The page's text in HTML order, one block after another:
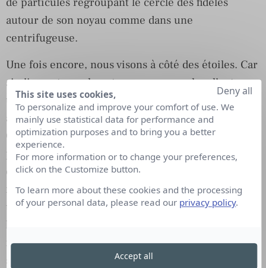
autour de son noyau comme dans une
centrifugeuse.
Une fois encore, nous visons à côté des étoiles. Car
si n’importe quel contenu provoque chez l’autre
une réaction émotionnelle, ce n’est guère suffisant
à déclencher une action, ou même une réflexion.
Or c’est ce seul objectif que devrait atteindre notre
production. Toucher l’âme, inoculer une réaction
émotionnelle puis intellectuelle qui induise une
modification de la connaissance, ou à tout le moins,
un questionnement. Certes nous avons cette
liberté de commenter. Mais à nouveau, lorsque
nous commentons, n’est-ce pas pour donner le
signal que nous avons lu ou vu ce contenu ? Un
This site uses cookies,
To personalize and improve your comfort of use. We
mainly use statistical data for performance and
optimization purposes and to bring you a better
experience.
For more information or to change your preferences,
click on the Customize button.
To learn more about these cookies and the processing
of your personal data, please read our privacy policy.
Deny all
Accept all